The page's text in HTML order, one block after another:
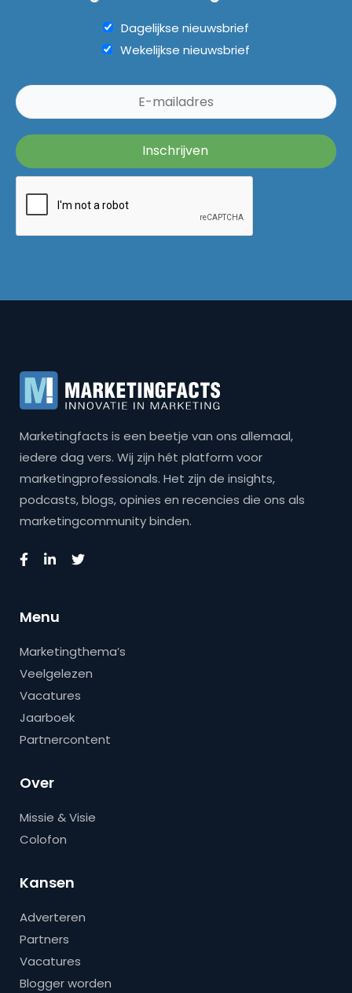
Dagelijkse nieuwsbrief
Wekelijkse nieuwsbrief
Marketingfacts is een beetje van ons allemaal,
iedere dag vers. Wij zijn hét platform voor
marketingprofessionals. Het zijn de insights,
podcasts, blogs, opinies en recencies die ons als
marketingcommunity binden.
Menu
Marketingthema’s
Veelgelezen
Vacatures
Jaarboek
Partnercontent
Over
Missie & Visie
Colofon
Kansen
Adverteren
Partners
Vacatures
Blogger worden